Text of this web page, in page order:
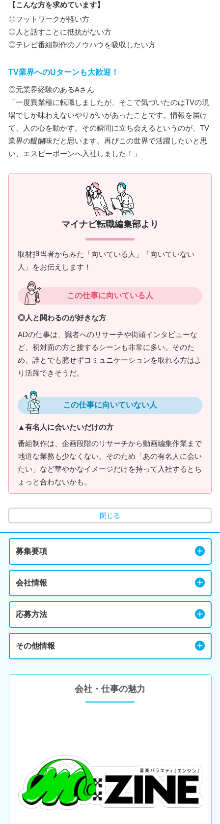
【こんな方を求めています】
◎フットワークが軽い方
◎人と話すことに抵抗がない方
◎テレビ番組制作のノウハウを吸収したい方
TV業界へのUターンも大歓迎！
◎元業界経験のあるAさん
「一度異業種に転職しましたが、そこで気づいたのはTVの現
場でしか味わえないやりがいがあったことです。情報を届け
て、人の心を動かす。その瞬間に立ち会えるというのが、TV
業界の醍醐味だと思います。再びこの世界で活躍したいと思
い、エスピーボーンへ入社しました！」
マイナビ転職編集部より
取材担当者からみた「向いている人」「向いていない
人」をお伝えします！
この仕事に向いている人
◎人と関わるのが好きな方
ADの仕事は、識者へのリサーチや街頭インタビューな
ど、初対面の方と接するシーンも非常に多い。そのた
め、誰とでも臆せずコミュニケーションを取れる方はよ
り活躍できそうだ。
この仕事に向いていない人
▲有名人に会いたいだけの方
番組制作は、企画段階のリサーチから動画編集作業まで
地道な業務も少なくない。そのため「あの有名人に会い
たい」など華やかなイメージだけを持って入社するとち
ょっと合わないかも。
閉じる
募集要項
会社情報
応募方法
その他情報
会社・仕事の魅力